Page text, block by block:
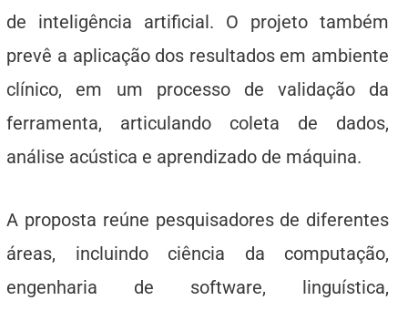
de inteligência artificial. O projeto também
prevê a aplicação dos resultados em ambiente
clínico, em um processo de validação da
ferramenta, articulando coleta de dados,
análise acústica e aprendizado de máquina.
A proposta reúne pesquisadores de diferentes
áreas, incluindo ciência da computação,
engenharia de software, linguística,